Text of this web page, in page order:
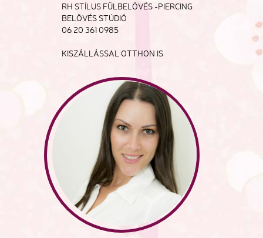
RH STÍLUS FÜLBELÖVÉS -PIERCING
BELÖVÉS STÚDIÓ
06 20 361 0985
KISZÁLLÁSSAL OTTHON IS